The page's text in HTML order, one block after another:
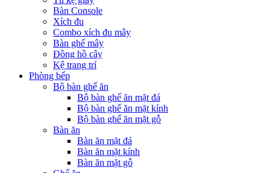
Bàn Console
Xích đu
Combo xích đu mây
Bàn ghế mây
Đồng hồ cây
Kệ trang trí
Phòng bếp
Bộ bàn ghế ăn
Bộ bàn ghế ăn mặt đá
Bộ bàn ghế ăn mặt kính
Bộ bàn ghế ăn mặt gỗ
Bàn ăn
Bàn ăn mặt đá
Bàn ăn mặt kính
Bàn ăn mặt gỗ